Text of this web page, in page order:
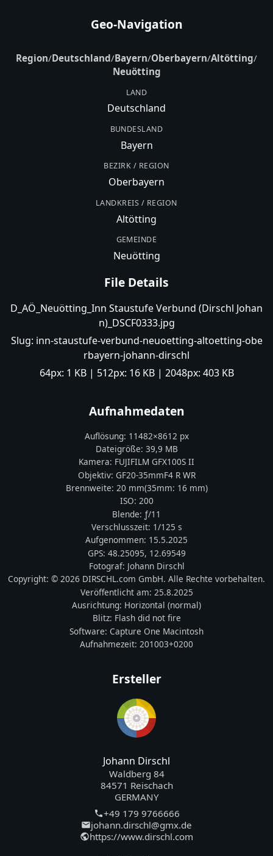
Geo-Navigation
Region/Deutschland/Bayern/Oberbayern/Altötting/
Neuötting
LAND
Deutschland
BUNDESLAND
Bayern
BEZIRK / REGION
Oberbayern
LANDKREIS / REGION
Altötting
GEMEINDE
Neuötting
File Details
D_AÖ_Neuötting_Inn Staustufe Verbund (Dirschl Johan
n)_DSCF0333.jpg
Slug: inn-staustufe-verbund-neuoetting-altoetting-obe
rbayern-johann-dirschl
64px: 1 KB| 512px: 16 KB| 2048px: 403 KB
Aufnahmedaten
Auflösung: 11482×8612 px
Dateigröße: 39,9 MB
Kamera: FUJIFILM GFX100S II
Objektiv: GF20-35mmF4 R WR
Brennweite: 20 mm(35mm: 16 mm)
ISO: 200
Blende: ƒ/11
Verschlusszeit: 1/125 s
Aufgenommen: 15.5.2025
GPS: 48.25095, 12.69549
Fotograf: Johann Dirschl
Copyright: © 2026 DIRSCHL.com GmbH. Alle Rechte vorbehalten.
Veröffentlicht am: 25.8.2025
Ausrichtung: Horizontal (normal)
Blitz: Flash did not fire
Software: Capture One Macintosh
Aufnahmezeit: 201003+0200
Ersteller
Johann Dirschl
Waldberg 84
84571 Reischach
GERMANY
+49 179 9766666
johann.dirschl@gmx.de
https://www.dirschl.com